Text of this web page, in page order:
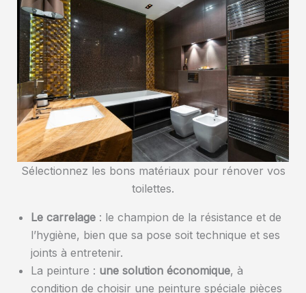
Sélectionnez les bons matériaux pour rénover vos
toilettes.
Le carrelage: le champion de la résistance et de
l’hygiène, bien que sa pose soit technique et ses
joints à entretenir.
La peinture : une solution économique, à
condition de choisir une peinture spéciale pièces